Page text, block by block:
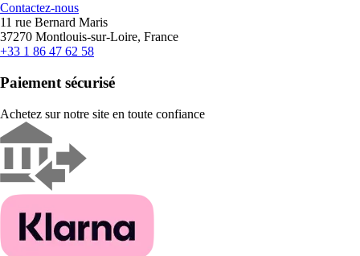
Contactez-nous
11 rue Bernard Maris
37270 Montlouis-sur-Loire, France
+33 1 86 47 62 58
Paiement sécurisé
Achetez sur notre site en toute confiance